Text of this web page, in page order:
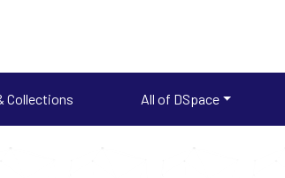
Collections All of DSpace